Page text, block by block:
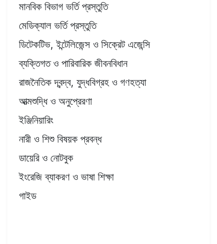
মানবিক বিভাগ ভর্তি প্রস্তুতি
মেডিক্যাল ভর্তি প্রস্তুতি
ডিটেকটিভ, ইন্টেলিজেন্স ও সিক্রেট এজেন্সি
ব্যক্তিগত ও পারিবারিক জীবনবিধান
রাজনৈতিক দ্বন্দ্ব, যুদ্ধবিগ্রহ ও গণহত্যা
আত্মশুদ্ধি ও অনুপ্রেরণা
ইঞ্জিনিয়ারিং
নারী ও শিশু বিষয়ক প্রবন্ধ
ডায়েরি ও নোটবুক
ইংরেজি ব্যাকরণ ও ভাষা শিক্ষা
গাইড